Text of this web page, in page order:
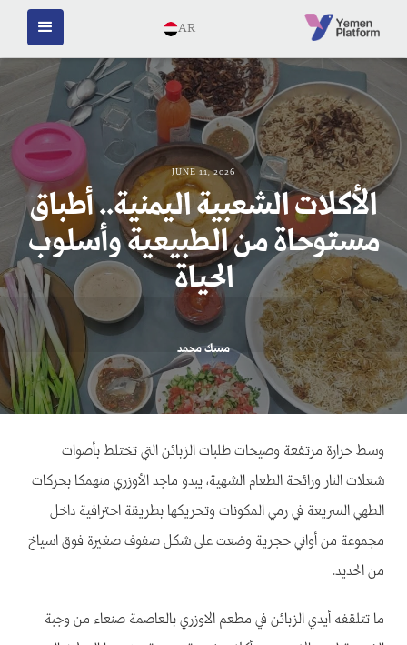
AR
JUNE 11, 2026
الأكلات الشعبية اليمنية.. أطباق
مستوحاة من الطبيعية وأسلوب
الحياة
مسك محمد
وسط حرارة مرتفعة وصيحات طلبات الزبائن التي تختلط بأصوات
شعلات النار ورائحة الطعام الشهية، يبدو ماجد الأوزري منهمكا بحركات
الطهي السريعة في رمي المكونات وتحريكها بطريقة احترافية داخل
مجموعة من أواني حجرية وضعت على شكل صفوف صغيرة فوق اسياخ
من الحديد.
ما تتلقفه أيدي الزبائن في مطعم الاوزري بالعاصمة صنعاء من وجبة